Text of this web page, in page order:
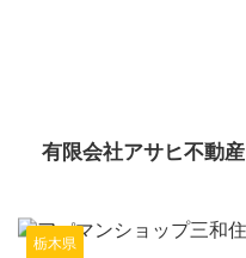
有限会社アサヒ不動産
栃木県